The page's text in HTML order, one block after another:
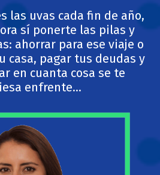
las uvas cada fin de año,
sí ponerte las pilas y
ahorrar para ese viaje o
casa, pagar tus deudas y
en cuanta cosa se te
enfrente…